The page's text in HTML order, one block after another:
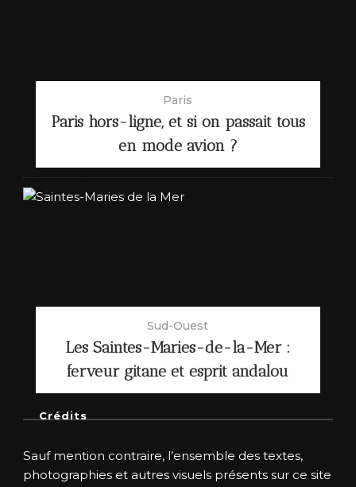
Paris
Paris hors-ligne, et si on passait tous
en mode avion ?
Sud-Ouest
Les Saintes-Maries-de-la-Mer :
ferveur gitane et esprit andalou
Crédits
Sauf mention contraire, l’ensemble des textes,
photographies et autres visuels présents sur ce site